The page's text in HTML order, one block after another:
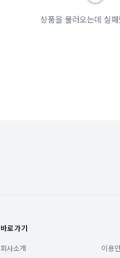
상품을 불러오는데 실
바로가기
회사소개
이용